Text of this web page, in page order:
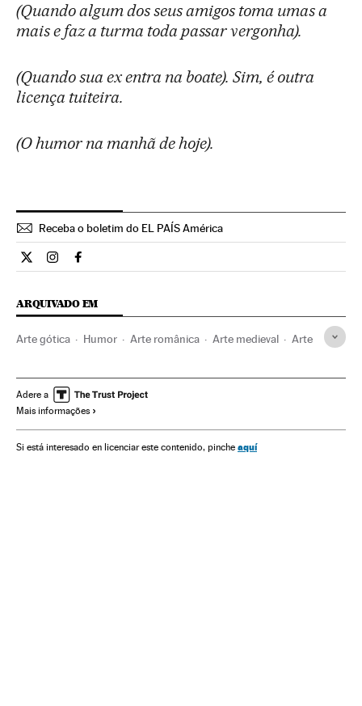
(Quando algum dos seus amigos toma umas a
mais e faz a turma toda passar vergonha).
(Quando sua ex entra na boate). Sim, é outra
licença tuiteira.
(O humor na manhã de hoje).
Receba o boletim do EL PAÍS América
Cultura El País Brasil en Twitter
Cultura El País Brasil en Instagram
Cultura El País Brasil en Facebook
ARQUIVADO EM
Arte gótica Humor Arte românica Arte medieval Arte
Adere a
Mais informações
Si está interesado en licenciar este contenido, pinche aquí